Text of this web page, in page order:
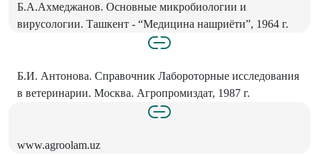
Б.А.Ахмеджанов. Основные микробиологии и
вирусологии. Ташкент - “Медицина нашриёти”, 1964 г.
Б.И. Антонова. Справочник Лабороторные исследования
в ветеринарии. Москва. Агропромиздат, 1987 г.
www.agroolam.uz